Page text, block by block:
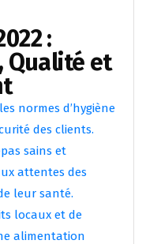
:
Qualité et
normes d’hygiène
des clients.
sains et
attentes des
leur santé.
locaux et de
alimentation